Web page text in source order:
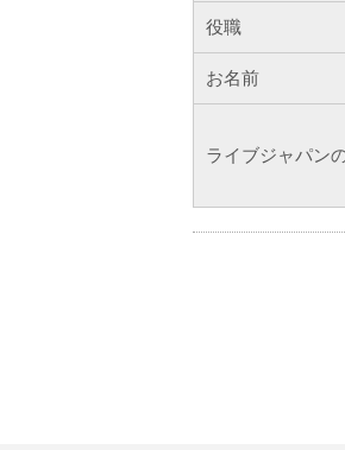
役職
お名前
ライブジャパン